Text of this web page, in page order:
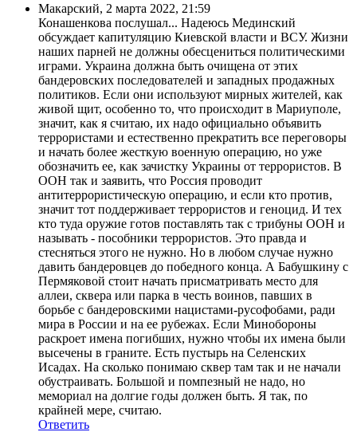
Макарский, 2 марта 2022, 21:59
Конашенкова послушал... Надеюсь Мединский
обсуждает капитуляцию Киевской власти и ВСУ. Жизни
наших парней не должны обесцениться политическими
играми. Украина должна быть очищена от этих
бандеровских последователей и западных продажных
политиков. Если они используют мирных жителей, как
живой щит, особенно то, что происходит в Мариуполе,
значит, как я считаю, их надо официально объявить
террористами и естественно прекратить все переговоры
и начать более жесткую военную операцию, но уже
обозначить ее, как зачистку Украины от террористов. В
ООН так и заявить, что Россия проводит
антитеррористическую операцию, и если кто против,
значит тот поддерживает террористов и геноцид. И тех
кто туда оружие готов поставлять так с трибуны ООН и
называть - пособники террористов. Это правда и
стесняться этого не нужно. Но в любом случае нужно
давить бандеровцев до победного конца. А Бабушкину с
Пермяковой стоит начать присматривать место для
аллеи, сквера или парка в честь воинов, павших в
борьбе с бандеровскими нацистами-русофобами, ради
мира в России и на ее рубежах. Если Минобороны
раскроет имена погибших, нужно чтобы их имена были
высечены в граните. Есть пустырь на Селенских
Исадах. На сколько понимаю сквер там так и не начали
обустраивать. Большой и помпезный не надо, но
мемориал на долгие годы должен быть. Я так, по
крайней мере, считаю.
Ответить